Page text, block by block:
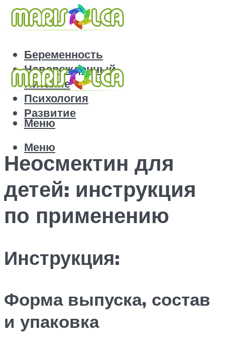
Беременность
Новорожденный
Питание
Психология
Развитие
Меню
Меню
Неосмектин для
детей: инструкция
по применению
Инструкция:
Форма выпуска, состав
и упаковка